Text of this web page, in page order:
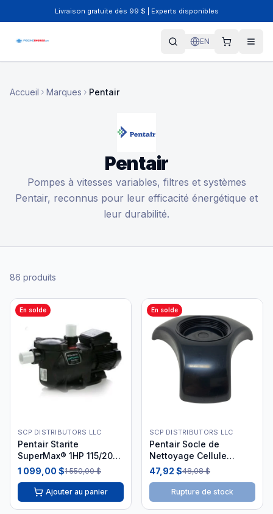
Livraison gratuite dès 99 $ | Experts disponibles
EN
Accueil Marques Pentair
Pentair
Pompes à vitesses variables, filtres et systèmes
Pentair, reconnus pour leur efficacité énergétique et
leur durabilité.
86 produits
En solde
SCP DISTRIBUTORS LLC
Pentair Starite
SuperMax® 1HP 115/208-
230V Pompe Piscine
1 099,00 $1 550,00 $
Ajouter au panier
En solde
SCP DISTRIBUTORS LLC
Pentair Socle de
Nettoyage Cellule
IntelliChlor 523103
47,92 $48,08 $
Rupture de stock